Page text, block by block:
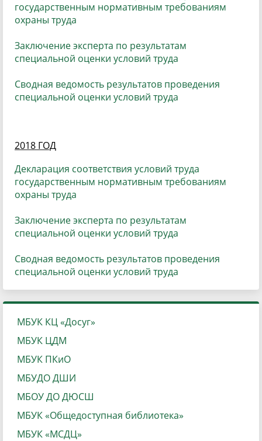
государственным нормативным требованиям
охраны труда
Заключение эксперта по результатам
специальной оценки условий труда
Сводная ведомость результатов проведения
специальной оценки условий труда
2018 ГОД
Декларация соответствия условий труда
государственным нормативным требованиям
охраны труда
Заключение эксперта по результатам
специальной оценки условий труда
Сводная ведомость результатов проведения
специальной оценки условий труда
МБУК КЦ «Досуг»
МБУК ЦДМ
МБУК ПКиО
МБУДО ДШИ
МБОУ ДО ДЮСШ
МБУК «Общедоступная библиотека»
МБУК «МСДЦ»